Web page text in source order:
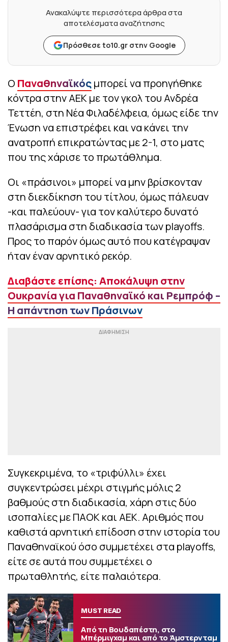
Ανακαλύψτε περισσότερα άρθρα στα
αποτελέσματα αναζήτησης
Πρόσθεσε to10.gr στην Google
Ο Παναθηναϊκόςμπορεί να προηγήθηκε
κόντρα στην ΑΕΚ με τον γκολ του Ανδρέα
Τεττέη, στη Νέα Φιλαδέλφεια, όμως είδε την
Ένωση να επιστρέφει και να κάνει την
ανατροπή επικρατώντας με 2-1, στο ματς
που της χάρισε το πρωτάθλημα.
Οι «πράσινοι» μπορεί να μην βρίσκονταν
στη διεκδίκηση του τίτλου, όμως πάλευαν
-και παλεύουν- για τον καλύτερο δυνατό
πλασάρισμα στη διαδικασία των playoffs.
Προς το παρόν όμως αυτό που κατέγραψαν
ήταν έναν αρνητικό ρεκόρ.
Διαβάστε επίσης: Αποκάλυψη στην
Ουκρανία για Παναθηναϊκό και Ρεμπρόφ –
Η απάντηση των Πράσινων
Συγκεκριμένα, το «τριφύλλι» έχει
συγκεντρώσει μέχρι στιγμής μόλις 2
βαθμούς στη διαδικασία, χάρη στις δύο
ισοπαλίες με ΠΑΟΚ και ΑΕΚ. Αριθμός που
καθιστά αρνητική επίδοση στην ιστορία του
Παναθηναϊκού όσο συμμετέχει στα playoffs,
είτε σε αυτά που συμμετέχει ο
πρωταθλητής, είτε παλαιότερα.
MUST READ
Από τη Βουδαπέστη, στο
Μπέρμιγχαμ και από το Άμστερνταμ